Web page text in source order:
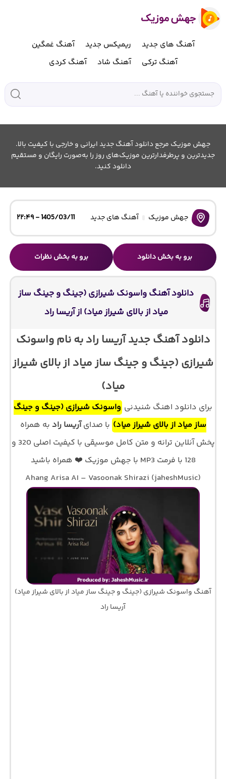
آهنگ های جدید ریمیکس جدید
آهنگ غمگین
آهنگ ترکی
آهنگ شاد آهنگ کردی
جهش موزیک مرجع دانلود آهنگ جدید ایرانی و خارجی با کیفیت بالا.
جدیدترین و پرطرفدارترین موزیک‌های روز را به‌صورت رایگان و مستقیم
دانلود کنید.
جهش موزیک آهنگ های جدید 1405/03/11 - ۲۲:۴۹
برو به بخش دانلود برو به بخش نظرات
دانلود آهنگ واسونک شیرازی (جینگ و جینگ ساز
میاد از بالای شیراز میاد) از آریسا راد
دانلود آهنگ جدید آریسا راد به نام واسونک
شیرازی (جینگ و جینگ ساز میاد از بالای شیراز
میاد)
برای دانلود اهنگ شنیدنی واسونک شیرازی (جینگ و جینگ
ساز میاد از بالای شیراز میاد) با صدایآریسا راد به همراه
پخش آنلاین ترانه و متن کامل موسیقی با کیفیت اصلی 320 و
128 با فرمت MP3 با جهش موزیک ❤️ همراه باشید
Ahang Arisa AI – Vasoonak Shirazi (jaheshMusic)
آهنگ واسونک شیرازی (جینگ و جینگ ساز میاد از بالای شیراز میاد)
آریسا راد